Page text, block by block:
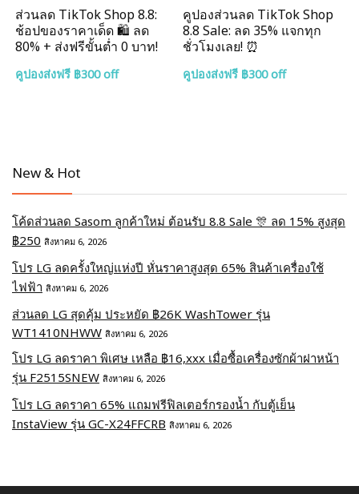
ส่วนลด TikTok Shop 8.8:
ช้อปของราคาเด็ด 🛍️ ลด
80% + ส่งฟรีขั้นต่ำ 0 บาท!
คูปองส่งฟรี ฿300 off
คูปองส่วนลด TikTok Shop
8.8 Sale: ลด 35% แจกทุก
ชั่วโมงเลย! ⏰
คูปองส่งฟรี ฿300 off
New & Hot
โค้ดส่วนลด Sasom ลูกค้าใหม่ ต้อนรับ 8.8 Sale 🎊 ลด 15% สูงสุด
฿250 สิงหาคม 6, 2026
โปร LG ลดครั้งใหญ่แห่งปี หั่นราคาสูงสุด 65% สินค้าเครื่องใช้
ไฟฟ้า สิงหาคม 6, 2026
ส่วนลด LG สุดคุ้ม ประหยัด ฿26K WashTower รุ่น
WT1410NHWW สิงหาคม 6, 2026
โปร LG ลดราคา พิเศษ เหลือ ฿16,xxx เมื่อซื้อเครื่องซักผ้าฝาหน้า
รุ่น F2515SNEW สิงหาคม 6, 2026
โปร LG ลดราคา 65% แถมฟรีฟิลเตอร์กรองน้ำ กับตู้เย็น
InstaView รุ่น GC-X24FFCRB สิงหาคม 6, 2026